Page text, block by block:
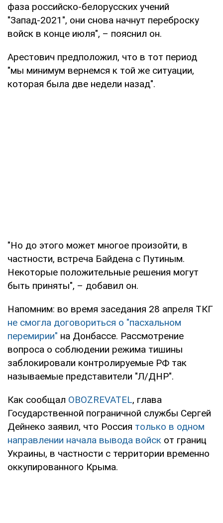
фаза российско-белорусских учений
"Запад-2021", они снова начнут переброску
войск в конце июля", – пояснил он.
Арестович предположил, что в тот период
"мы минимум вернемся к той же ситуации,
которая была две недели назад".
"Но до этого может многое произойти, в
частности, встреча Байдена с Путиным.
Некоторые положительные решения могут
быть приняты", – добавил он.
Напомним: во время заседания 28 апреля ТКГ
не смогла договориться о "пасхальном
перемирии" на Донбассе. Рассмотрение
вопроса о соблюдении режима тишины
заблокировали контролируемые РФ так
называемые представители "Л/ДНР".
Как сообщал OBOZREVATEL, глава
Государственной пограничной службы Сергей
Дейнеко заявил, что Россия только в одном
направлении начала вывода войск от границ
Украины, в частности с территории временно
оккупированного Крыма.